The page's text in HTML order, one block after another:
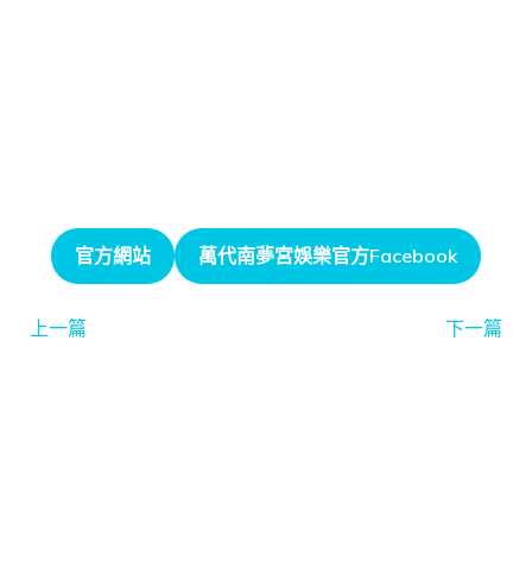
官方網站 萬代南夢宮娛樂官方Facebook
上一篇 下一篇